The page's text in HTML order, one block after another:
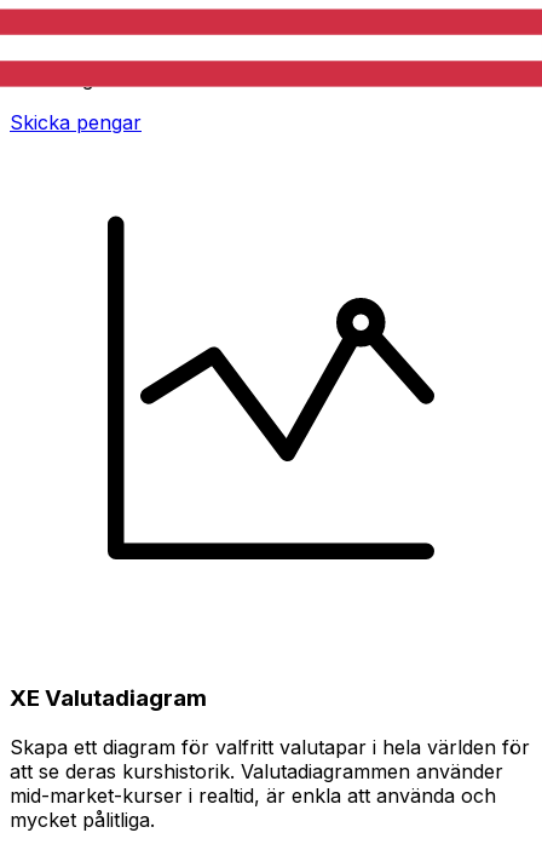
Skicka pengar online snabbt, säkert och enkelt.
Skicka pengar
XE Valutadiagram
Skapa ett diagram för valfritt valutapar i hela världen för
att se deras kurshistorik. Valutadiagrammen använder
mid-market-kurser i realtid, är enkla att använda och
mycket pålitliga.